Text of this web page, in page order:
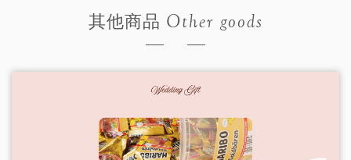
其他商品 Other goods